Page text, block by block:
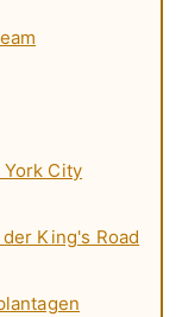
City
King's Road